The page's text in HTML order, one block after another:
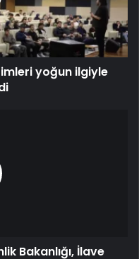
yoğun ilgiyle
Bakanlığı, İlave